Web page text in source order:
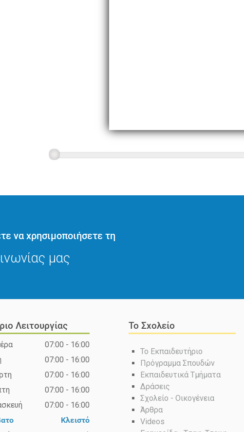
να χρησιμοποιήσετε τη
μας
Λειτουργίας
07:00 - 16:00
07:00 - 16:00
07:00 - 16:00
07:00 - 16:00
07:00 - 16:00
Κλειστό
Το Σχολείο
Το Εκπαιδευτήριο
Πρόγραμμα Σπουδών
Εκπαιδευτικά Τμήματα
Δράσεις
Σχολείο - Οικογένεια
Άρθρα
Videos